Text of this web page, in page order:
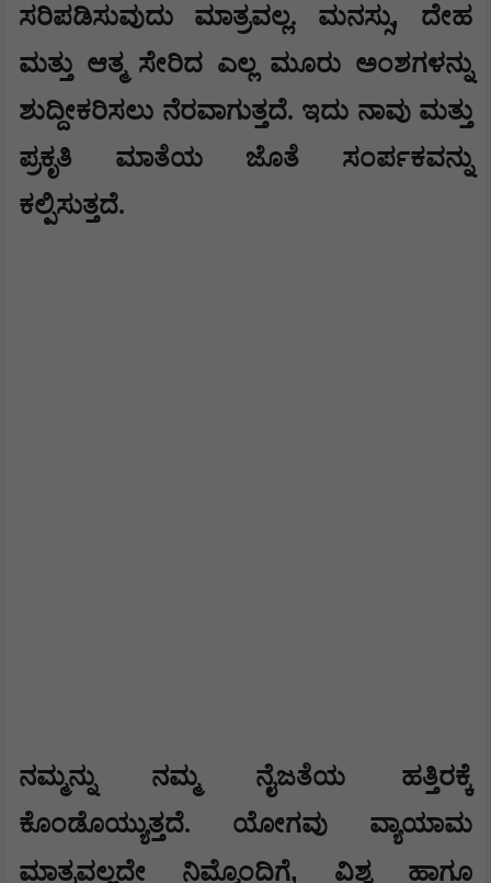
ಸರಿಪಡಿಸುವುದು ಮಾತ್ರವಲ್ಲ. ಮನಸ್ಸು, ದೇಹ
ಮತ್ತು ಆತ್ಮ ಸೇರಿದ ಎಲ್ಲ ಮೂರು ಅಂಶಗಳನ್ನು
ಶುದ್ದೀಕರಿಸಲು ನೆರವಾಗುತ್ತದೆ. ಇದು ನಾವು ಮತ್ತು
ಪ್ರಕೃತಿ ಮಾತೆಯ ಜೊತೆ ಸಂರ್ಪಕವನ್ನು
ಕಲ್ಪಿಸುತ್ತದೆ.
ನಮ್ಮನ್ನು ನಮ್ಮ ನೈಜತೆಯ ಹತ್ತಿರಕ್ಕೆ
ಕೊಂಡೊಯ್ಯುತ್ತದೆ. ಯೋಗವು ವ್ಯಾಯಾಮ
ಮಾತ್ರವಲ್ಲದೇ ನಿಮ್ಮೊಂದಿಗೆ, ವಿಶ್ವ ಹಾಗೂ